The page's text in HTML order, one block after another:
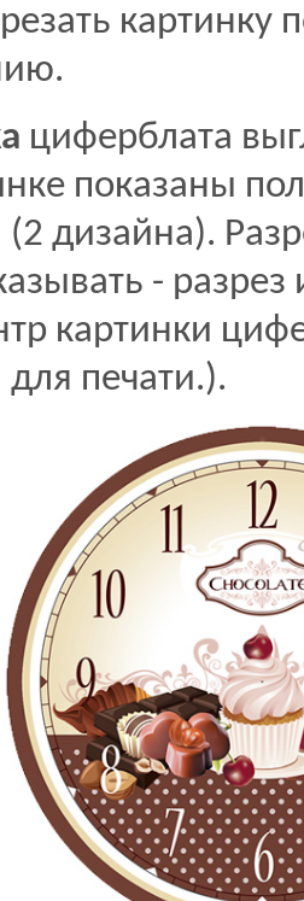
картинку
циферблата
показаны
(2 дизайна).
-
картинки
для печати.).